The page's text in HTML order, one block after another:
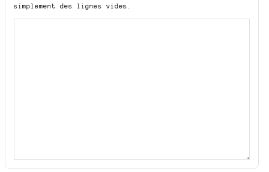
simplement des lignes vides.